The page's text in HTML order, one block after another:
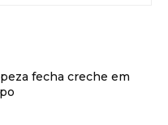
fecha creche em